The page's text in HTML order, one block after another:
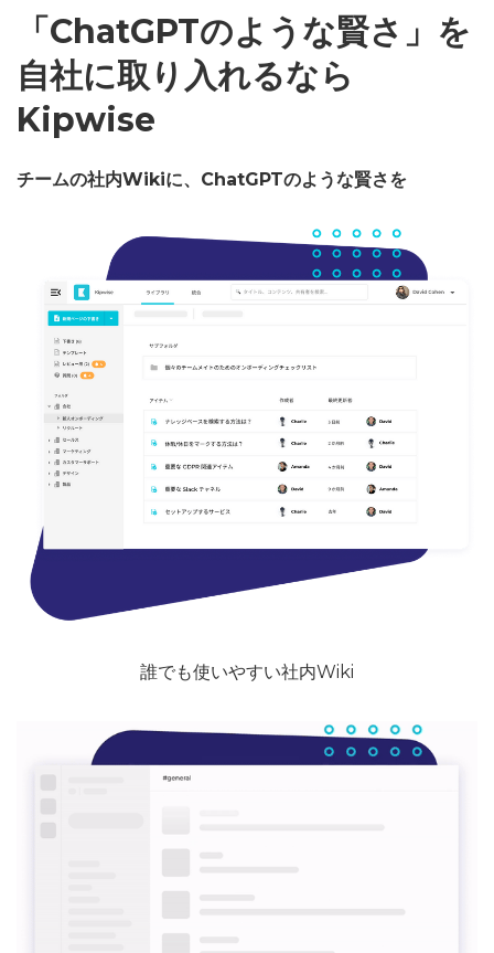
「ChatGPTのような賢さ」を
自社に取り入れるなら
Kipwise
チームの社内Wikiに、ChatGPTのような賢さを
誰でも使いやすい社内Wiki